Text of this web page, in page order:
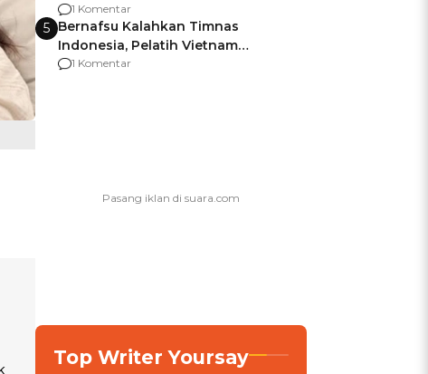
Usai Jadi Brigjen
1 Komentar
5 Bernafsu Kalahkan Timnas
Indonesia, Pelatih Vietnam
Berencana Pakai Jimat di Pakansari
1 Komentar
Top Writer Yoursay